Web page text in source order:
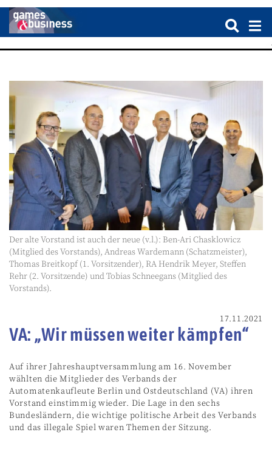
Der alte Vorstand ist auch der neue (v.l.): Ben-Ari Chasklowicz
(Mitglied des Vorstands), Andreas Wardemann (Schatzmeister),
Thomas Breitkopf (1. Vorsitzender), RA Hendrik Meyer, Steffen
Rehr (2. Vorsitzende) und Tobias Schneegans (Mitglied des
Vorstands).
17.11.2021
VA: „Wir müssen weiter kämpfen“
Auf ihrer Jahreshauptversammlung am 16. November
wählten die Mitglieder des Verbands der
Automatenkaufleute Berlin und Ostdeutschland (VA) ihren
Vorstand einstimmig wieder. Die Lage in den sechs
Bundesländern, die wichtige politische Arbeit des Verbands
und das illegale Spiel waren Themen der Sitzung.